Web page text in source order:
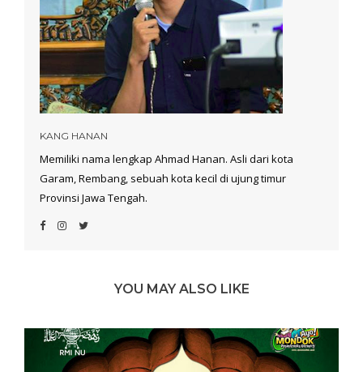
KANG HANAN
Memiliki nama lengkap Ahmad Hanan. Asli dari kota
Garam, Rembang, sebuah kota kecil di ujung timur
Provinsi Jawa Tengah.
YOU MAY ALSO LIKE